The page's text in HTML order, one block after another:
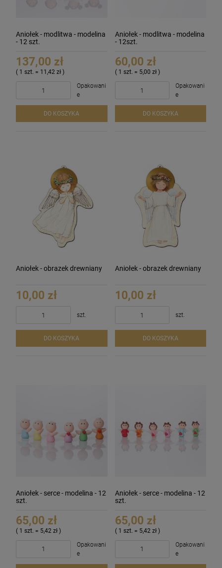
Aniołek - modlitwa - modelina
- 12 szt.
137,00 zł
( 1 szt. = 11,42 zł )
Opakowani
e
DO KOSZYKA
Aniołek - modlitwa - modelina
- 12szt.
60,00 zł
( 1 szt. = 5,00 zł )
Opakowani
e
DO KOSZYKA
Aniołek - obrazek drewniany
10,00 zł
szt.
DO KOSZYKA
Aniołek - obrazek drewniany
10,00 zł
szt.
DO KOSZYKA
Aniołek - serce - modelina - 12
szt.
65,00 zł
( 1 szt. = 5,42 zł )
Opakowani
e
Aniołek - serce - modelina - 12
szt.
65,00 zł
( 1 szt. = 5,42 zł )
Opakowani
e